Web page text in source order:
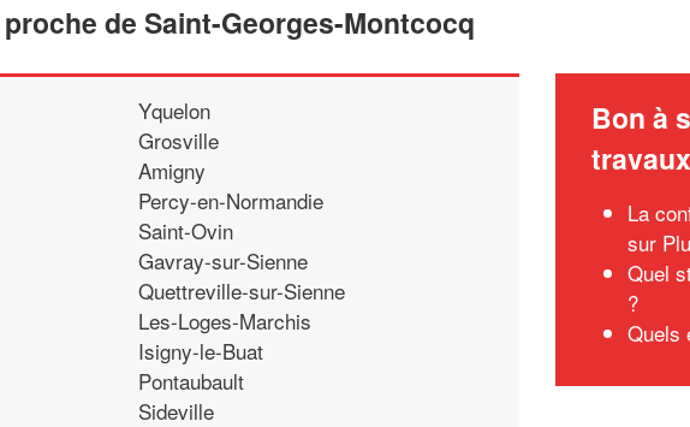
de Saint-Georges-Montcocq
Yquelon
Grosville
Amigny
Percy-en-Normandie
Saint-Ovin
Gavray-sur-Sienne
Quettreville-sur-Sienne
Les-Loges-Marchis
Isigny-le-Buat
Pontaubault
Sideville
Bon à
travaux
La
sur
Quel
?
Quels